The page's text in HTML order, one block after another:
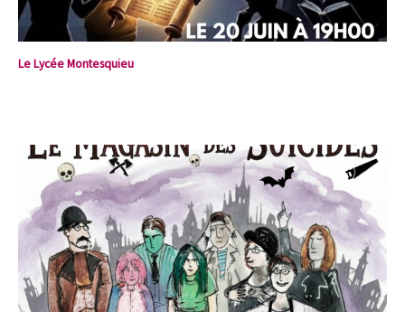
Le Lycée Montesquieu